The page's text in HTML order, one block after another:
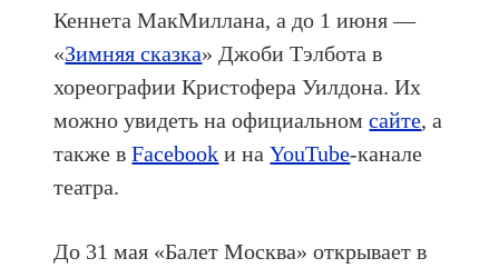
Кеннета МакМиллана, а до 1 июня —
«Зимняя сказка» Джоби Тэлбота в
хореографии Кристофера Уилдона. Их
можно увидеть на официальномсайте, а
также вFacebook и наYouTube-канале
театра.
До 31 мая «Балет Москва» открывает в